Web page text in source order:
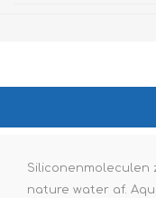
Siliconenmoleculen
nature water af.